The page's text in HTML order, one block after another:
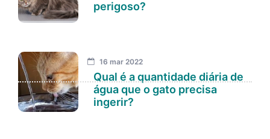
perigoso?
16 mar 2022
Qual é a quantidade diária de
água que o gato precisa
ingerir?